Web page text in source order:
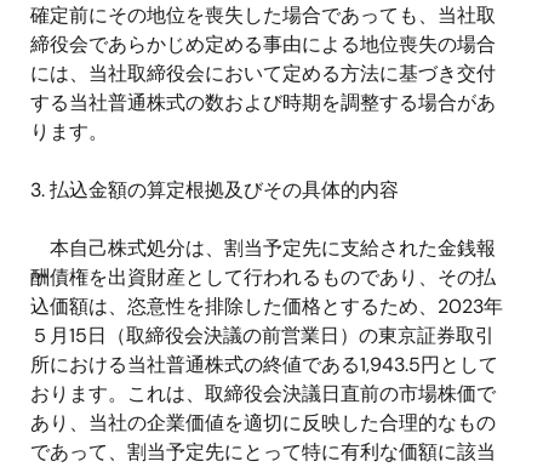
確定前にその地位を喪失した場合であっても、当社取
締役会であらかじめ定める事由による地位喪失の場合
には、当社取締役会において定める方法に基づき交付
する当社普通株式の数および時期を調整する場合があ
ります。
3. 払込金額の算定根拠及びその具体的内容
本自己株式処分は、割当予定先に支給された金銭報
酬債権を出資財産として行われるものであり、その払
込価額は、恣意性を排除した価格とするため、2023年
５月15日（取締役会決議の前営業日）の東京証券取引
所における当社普通株式の終値である1,943.5円として
おります。これは、取締役会決議日直前の市場株価で
あり、当社の企業価値を適切に反映した合理的なもの
であって、割当予定先にとって特に有利な価額に該当